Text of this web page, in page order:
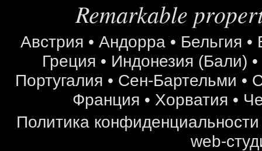
Remarkable
Австрия • Андорра • Бельгия •
Греция • Индонезия (Бали) •
Португалия • Сен-Бартельми •
Франция • Хорватия •
Политика конфиденциальности
web-